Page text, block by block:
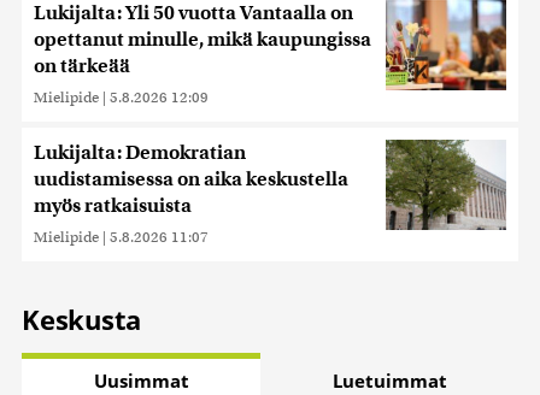
Lukijalta: Yli 50 vuotta Vantaalla on
opettanut minulle, mikä kaupungissa
on tärkeää
Mielipide | 5.8.2026 12:09
Lukijalta: Demokratian
uudistamisessa on aika keskustella
myös ratkaisuista
Mielipide | 5.8.2026 11:07
Keskusta
Uusimmat Luetuimmat